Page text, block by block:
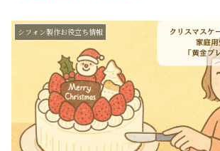
シフォン製作お役立ち情報